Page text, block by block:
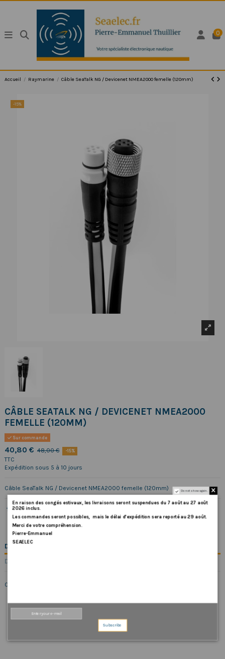
0
Accueil Raymarine Câble SeaTalk NG / Devicenet NMEA2000 femelle (120mm)
-15%
CÂBLE SEATALK NG / DEVICENET NMEA2000
FEMELLE (120MM)
Sur commande
40,80 € 48,00 € -15%
TTC
Expédition sous 5 à 10 jours
Câble SeaTalk NG / Devicenet NMEA2000 femelle (120mm)
DESCRIPTION
DÉTAILS DU PRODUIT
Câble SeaTalk NG / Devicenet NMEA2000 femelle (120mm)
Do not show again.
En raison des congés estivaux, les livraisons seront suspendues du 7 août au 27 août
2026 inclus.
Les commandes seront possibles, mais le délai d’expédition sera reporté au 29 août.
Merci de votre compréhension.
Pierre-Emmanuel
SEAELEC
Subscribe